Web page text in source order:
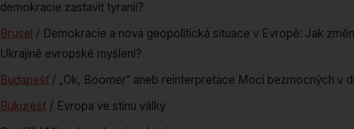
demokracie zastavit tyranii?
Brusel / Demokracie a nová geopolitická situace v Evropě: Jak
Ukrajině evropské myšlení?
Budapešť / „Ok, Boomer“ aneb reinterpretace Moci bezmocných v
Bukurešť / Evropa ve stínu války